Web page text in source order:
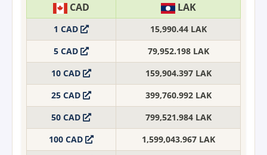
CAD
LAK
1 CAD
15,990.44 LAK
5 CAD
79,952.198 LAK
10 CAD
159,904.397 LAK
25 CAD
399,760.992 LAK
50 CAD
799,521.984 LAK
100 CAD
1,599,043.967 LAK